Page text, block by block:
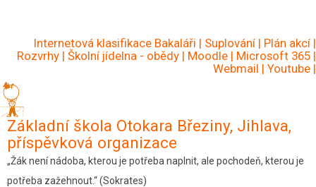
hlavnímuInternetová klasifikace Bakaláři | Suplování | Plán akcí |
Rozvrhy | Školní jídelna - obědy | Moodle | Microsoft 365 |
Webmail | Youtube |
Základní škola Otokara Březiny, Jihlava,
příspěvková organizace
„Žák není nádoba, kterou je potřeba naplnit, ale pochodeň, kterou je
potřeba zažehnout.“ (Sokrates)